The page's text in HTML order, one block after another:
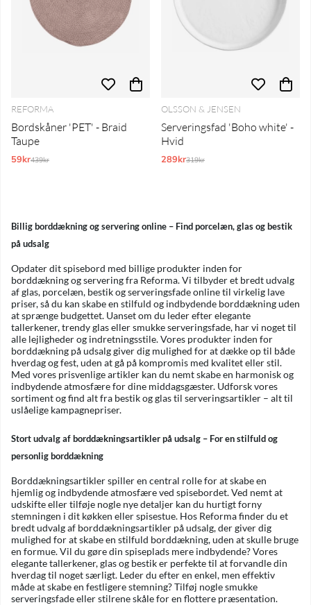
REFORMA
Bordskåner 'PET' - Braid
Taupe
59krNormalpris:
439kr
OLSSON & JENSEN
Serveringsfad 'Boho white' -
Hvid
289krNormalpris:
319kr
Billig borddækning og servering online – Find porcelæn, glas og bestik
på udsalg
Opdater dit spisebord med billige produkter inden for
borddækning og servering fra Reforma. Vi tilbyder et bredt udvalg
af glas, porcelæn, bestik og serveringsfade online til virkelig lave
priser, så du kan skabe en stilfuld og indbydende borddækning uden
at sprænge budgettet. Uanset om du leder efter elegante
tallerkener, trendy glas eller smukke serveringsfade, har vi noget til
alle lejligheder og indretningsstile. Vores produkter inden for
borddækning på udsalg giver dig mulighed for at dække op til både
hverdag og fest, uden at gå på kompromis med kvalitet eller stil.
Med vores prisvenlige artikler kan du nemt skabe en harmonisk og
indbydende atmosfære for dine middagsgæster. Udforsk vores
sortiment og find alt fra bestik og glas til serveringsartikler – alt til
uslåelige kampagnepriser.
Stort udvalg af borddækningsartikler på udsalg – For en stilfuld og
personlig borddækning
Borddækningsartikler spiller en central rolle for at skabe en
hjemlig og indbydende atmosfære ved spisebordet. Ved nemt at
udskifte eller tilføje nogle nye detaljer kan du hurtigt forny
stemningen i dit køkken eller spisestue. Hos Reforma finder du et
bredt udvalg af borddækningsartikler på udsalg, der giver dig
mulighed for at skabe en stilfuld borddækning, uden at skulle bruge
en formue. Vil du gøre din spiseplads mere indbydende? Vores
elegante tallerkener, glas og bestik er perfekte til at forvandle din
hverdag til noget særligt. Leder du efter en enkel, men effektiv
måde at skabe en festligere stemning? Tilføj nogle smukke
serveringsfade eller stilrene skåle for en flottere præsentation.